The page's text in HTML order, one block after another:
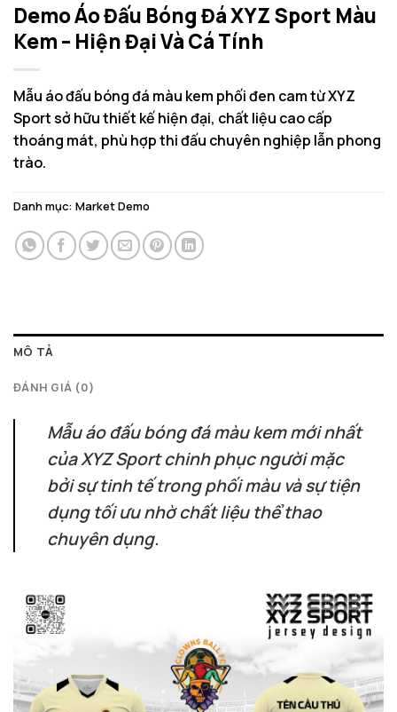
Demo Áo Đấu Bóng Đá XYZ Sport Màu
Kem – Hiện Đại Và Cá Tính
Mẫu áo đấu bóng đá màu kem phối đen cam từ XYZ
Sport sở hữu thiết kế hiện đại, chất liệu cao cấp
thoáng mát, phù hợp thi đấu chuyên nghiệp lẫn phong
trào.
Danh mục: Market Demo
MÔ TẢ
ĐÁNH GIÁ (0)
Mẫu áo đấu bóng đá màu kem mới nhất
của XYZ Sport chinh phục người mặc
bởi sự tinh tế trong phối màu và sự tiện
dụng tối ưu nhờ chất liệu thể thao
chuyên dụng.